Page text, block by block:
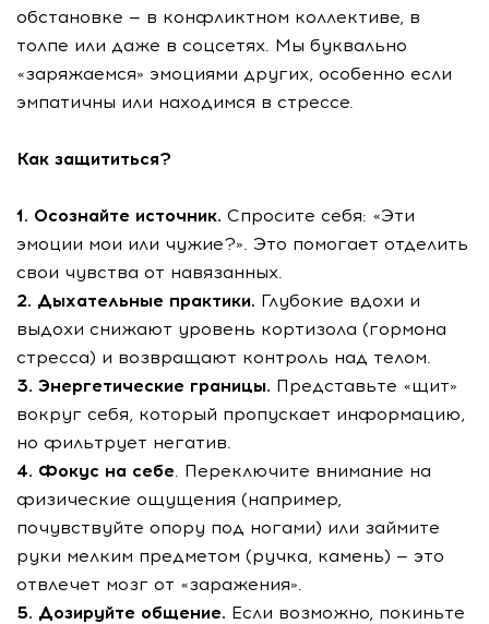
обстановке — в конфликтном коллективе, в
толпе или даже в соцсетях. Мы буквально
«заряжаемся» эмоциями других, особенно если
эмпатичны или находимся в стрессе.
Как защититься?
1. Осознайте источник. Спросите себя: «Эти
эмоции мои или чужие?». Это помогает отделить
свои чувства от навязанных.
2. Дыхательные практики. Глубокие вдохи и
выдохи снижают уровень кортизола (гормона
стресса) и возвращают контроль над телом.
3. Энергетические границы. Представьте «щит»
вокруг себя, который пропускает информацию,
но фильтрует негатив.
4. Фокус на себе. Переключите внимание на
физические ощущения (например,
почувствуйте опору под ногами) или займите
руки мелким предметом (ручка, камень) — это
отвлечет мозг от «заражения».
5. Дозируйте общение. Если возможно, покиньте